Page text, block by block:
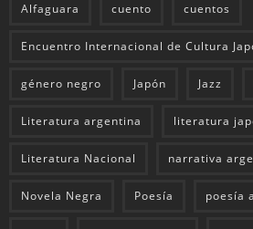
Alfaguara cuento cuentos
Encuentro Internacional de Cultura
género negro Japón Jazz
Literatura argentina literatura
Literatura Nacional narrativa
Novela Negra Poesía poesía